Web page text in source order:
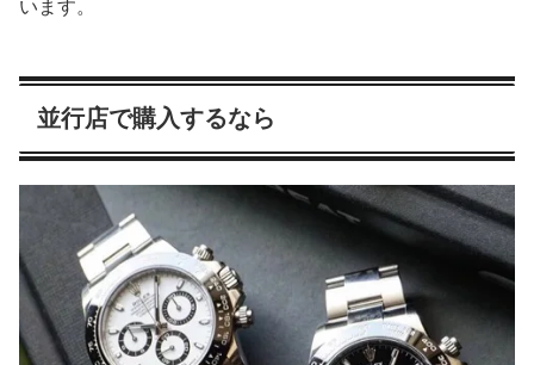
います。
並行店で購入するなら